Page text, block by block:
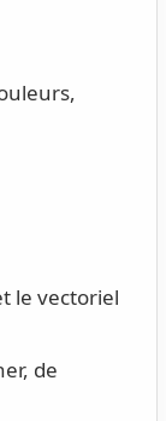
le vectoriel
de